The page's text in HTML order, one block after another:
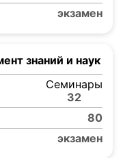
экзамен
знаний и наук
Семинары
32
80
экзамен